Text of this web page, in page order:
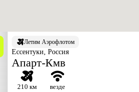
Летим Аэрофлотом
Ессентуки, Россия
Апарт-Кмв
210 км везде